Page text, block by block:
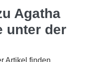
Agatha
unter der
Artikel finden.